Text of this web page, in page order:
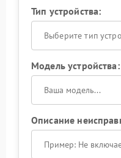
Тип устройства:
Выберите тип
Модель устройства:
Описание